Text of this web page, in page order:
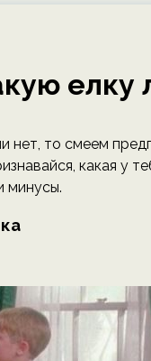
елку
нет, то смеем
какая у
минусы.